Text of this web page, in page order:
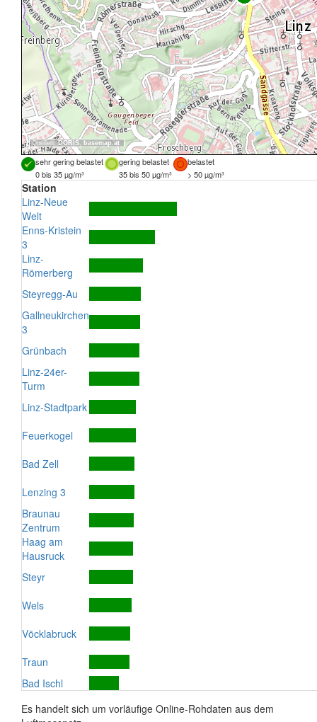
Quellen:DORIS, basemap.at
sehr gering belastet gering belastet
belastet
0 bis 35 µg/m³
35 bis 50 µg/m³ > 50 µg/m³
Station
Linz-Neue
Welt
Enns-Kristein
3
Linz-
Römerberg
Steyregg-Au
Gallneukirchen
3
Grünbach
Linz-24er-
Turm
Linz-Stadtpark
Feuerkogel
Bad Zell
Lenzing 3
Braunau
Zentrum
Haag am
Hausruck
Steyr
Wels
Vöcklabruck
Traun
Bad Ischl
Es handelt sich um vorläufige Online-Rohdaten aus dem